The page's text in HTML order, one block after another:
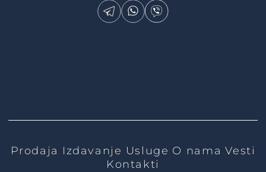
Prodaja Izdavanje Usluge O nama Vesti
Kontakti